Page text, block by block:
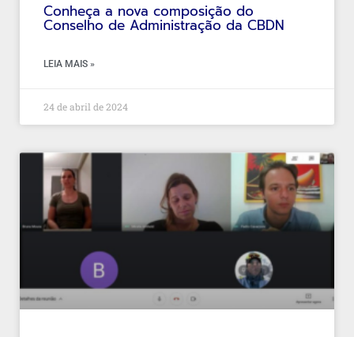
Conheça a nova composição do
Conselho de Administração da CBDN
LEIA MAIS »
24 de abril de 2024